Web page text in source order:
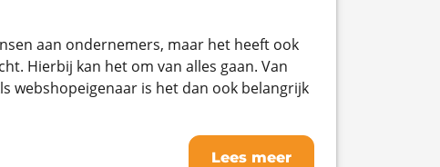
aan ondernemers, maar het heeft ook
Hierbij kan het om van alles gaan. Van
webshopeigenaar is het dan ook belangrijk
Lees meer